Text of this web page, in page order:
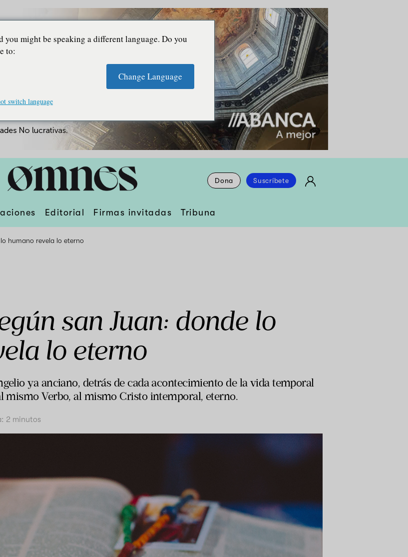
Dona Suscríbete
Editorial Firmas invitadas Tribuna
humano revela lo eterno
san Juan: donde lo
lo eterno
ya anciano, detrás de cada acontecimiento de la vida temporal
mismo Verbo, al mismo Cristo intemporal, eterno.
2 minutos
you might be speaking a different language. Do you
to:
Change Language
switch language